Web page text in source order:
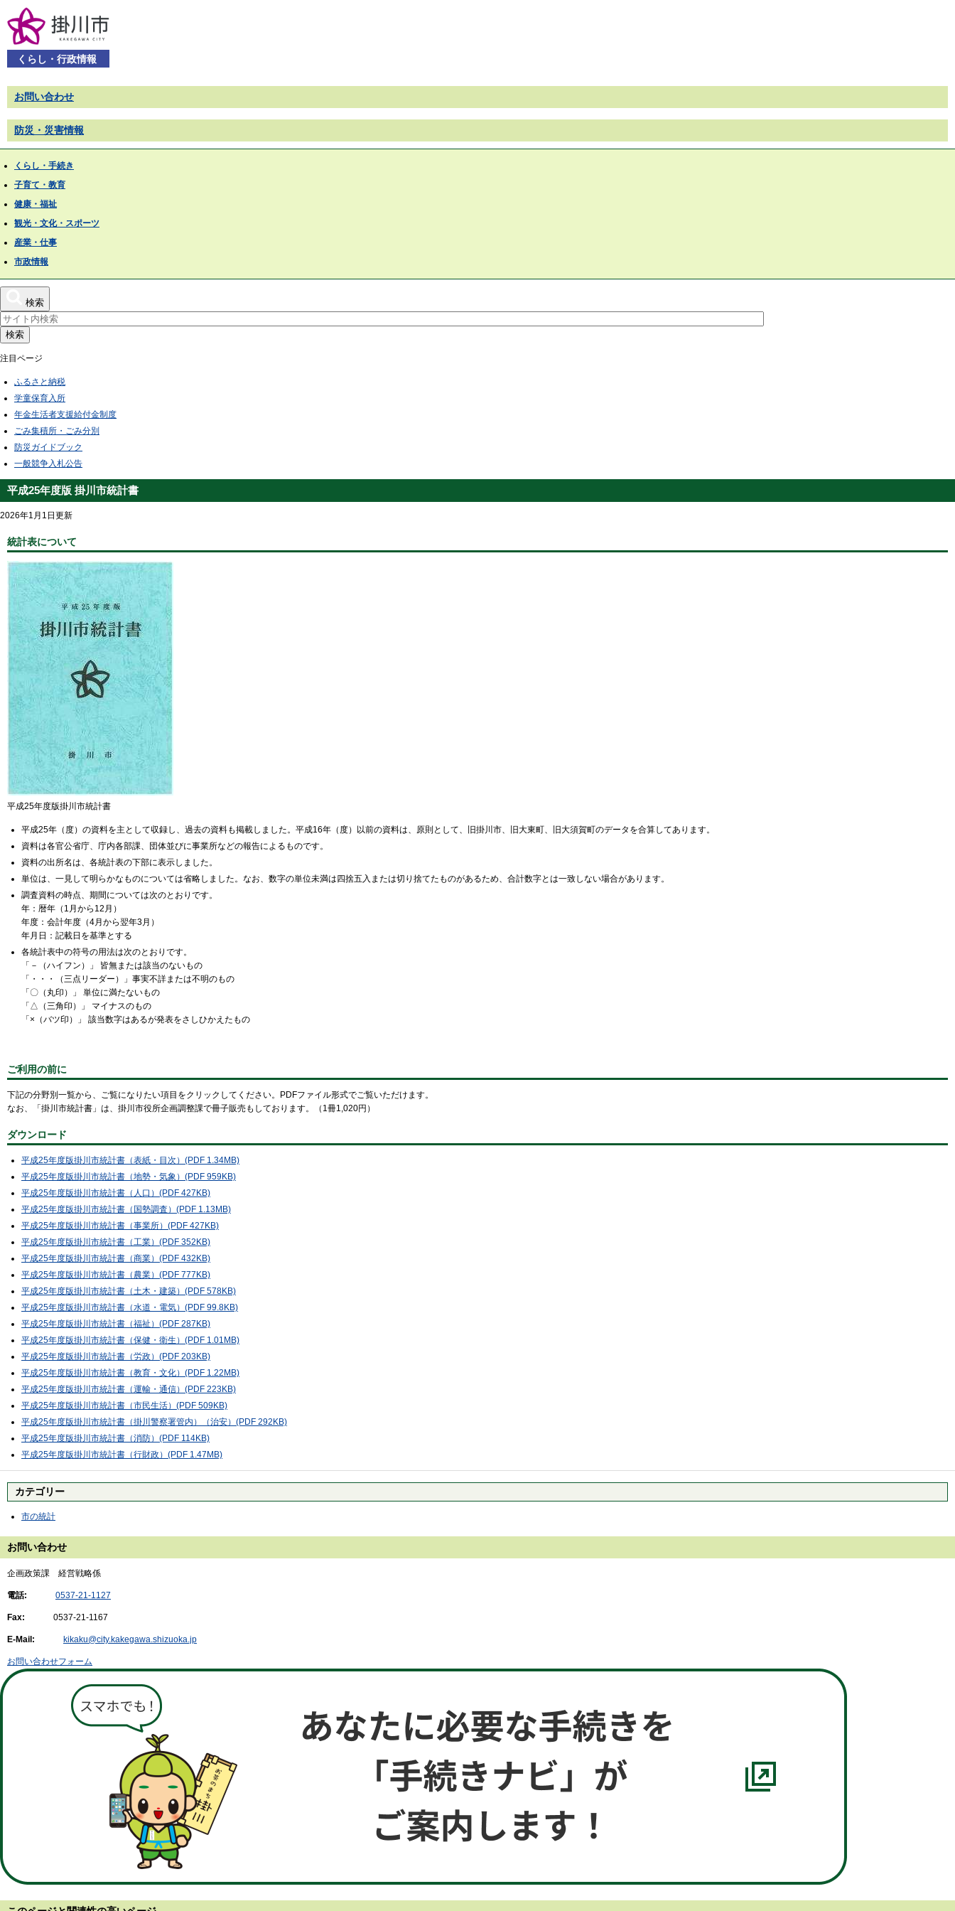
くらし・行政情報
お問い合わせ
防災・災害情報
くらし・手続き
子育て・教育
健康・福祉
観光・文化・スポーツ
産業・仕事
市政情報
検索
検索
注目ページ
ふるさと納税
学童保育入所
年金生活者支援給付金制度
ごみ集積所・ごみ分別
防災ガイドブック
一般競争入札公告
平成25年度版 掛川市統計書
2026年1月1日更新
統計表について
平成25年度版掛川市統計書
平成25年（度）の資料を主として収録し、過去の資料も掲載しました。平成16年（度）以前の資料は、原則として、旧掛川市、旧大東町、旧大須賀町のデータを合算してあります。
資料は各官公省庁、庁内各部課、団体並びに事業所などの報告によるものです。
資料の出所名は、各統計表の下部に表示しました。
単位は、一見して明らかなものについては省略しました。なお、数字の単位未満は四捨五入または切り捨てたものがあるため、合計数字とは一致しない場合があります。
調査資料の時点、期間については次のとおりです。
年：暦年（1月から12月）
年度：会計年度（4月から翌年3月）
年月日：記載日を基準とする
各統計表中の符号の用法は次のとおりです。
「－（ハイフン）」 皆無または該当のないもの
「・・・（三点リーダー）」事実不詳または不明のもの
「〇（丸印）」 単位に満たないもの
「△（三角印）」 マイナスのもの
「×（バツ印）」 該当数字はあるが発表をさしひかえたもの
ご利用の前に
下記の分野別一覧から、ご覧になりたい項目をクリックしてください。PDFファイル形式でご覧いただけます。
なお、「掛川市統計書」は、掛川市役所企画調整課で冊子販売もしております。（1冊1,020円）
ダウンロード
平成25年度版掛川市統計書（表紙・目次）(PDF 1.34MB)
平成25年度版掛川市統計書（地勢・気象）(PDF 959KB)
平成25年度版掛川市統計書（人口）(PDF 427KB)
平成25年度版掛川市統計書（国勢調査）(PDF 1.13MB)
平成25年度版掛川市統計書（事業所）(PDF 427KB)
平成25年度版掛川市統計書（工業）(PDF 352KB)
平成25年度版掛川市統計書（商業）(PDF 432KB)
平成25年度版掛川市統計書（農業）(PDF 777KB)
平成25年度版掛川市統計書（土木・建築）(PDF 578KB)
平成25年度版掛川市統計書（水道・電気）(PDF 99.8KB)
平成25年度版掛川市統計書（福祉）(PDF 287KB)
平成25年度版掛川市統計書（保健・衛生）(PDF 1.01MB)
平成25年度版掛川市統計書（労政）(PDF 203KB)
平成25年度版掛川市統計書（教育・文化）(PDF 1.22MB)
平成25年度版掛川市統計書（運輸・通信）(PDF 223KB)
平成25年度版掛川市統計書（市民生活）(PDF 509KB)
平成25年度版掛川市統計書（掛川警察署管内）（治安）(PDF 292KB)
平成25年度版掛川市統計書（消防）(PDF 114KB)
平成25年度版掛川市統計書（行財政）(PDF 1.47MB)
カテゴリー
市の統計
お問い合わせ
企画政策課 経営戦略係
電話: 0537-21-1127
Fax: 0537-21-1167
E-Mail: kikaku@city.kakegawa.shizuoka.jp
お問い合わせフォーム